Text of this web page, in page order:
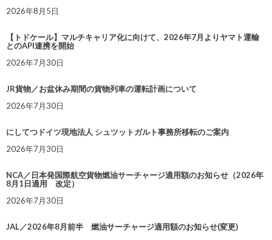
2026年8月5日
【トドケール】マルチキャリア化に向けて、2026年7月よりヤマト運輸
とのAPI連携を開始
2026年7月30日
JR貨物／お盆休み期間の貨物列車の運転計画について
2026年7月30日
にしてつドイツ現地法人 シュツットガルト事務所移転のご案内
2026年7月30日
NCA／日本発国際航空貨物燃油サーチャージ適用額のお知らせ（2026年
8月1日適用 改定）
2026年7月30日
JAL／2026年8月前半 燃油サーチャージ適用額のお知らせ(変更)